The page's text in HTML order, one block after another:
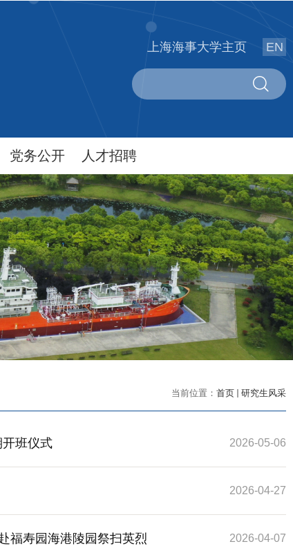
上海海事大学主页 EN
党务公开 人才招聘
当前位置： 首页 研究生风采
开班仪式 2026-05-06
2026-04-27
福寿园海港陵园祭扫英烈 2026-04-07